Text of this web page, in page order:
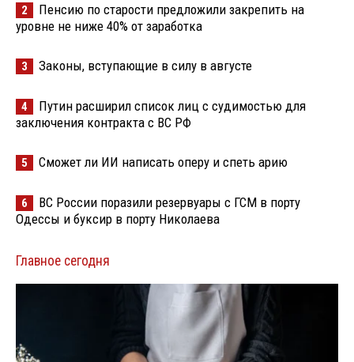
2
Пенсию по старости предложили закрепить на
уровне не ниже 40% от заработка
3 Законы, вступающие в силу в августе
4
Путин расширил список лиц с судимостью для
заключения контракта с ВС РФ
5 Сможет ли ИИ написать оперу и спеть арию
6
ВС России поразили резервуары с ГСМ в порту
Одессы и буксир в порту Николаева
Главное сегодня